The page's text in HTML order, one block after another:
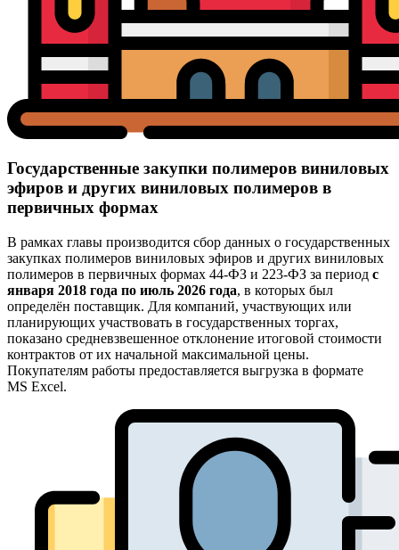
Государственные закупки полимеров виниловых
эфиров и других виниловых полимеров в
первичных формах
В рамках главы производится сбор данных о государственных
закупках полимеров виниловых эфиров и других виниловых
полимеров в первичных формах 44-ФЗ и 223-ФЗ за период с
января 2018 года по июль 2026 года, в которых был
определён поставщик. Для компаний, участвующих или
планирующих участвовать в государственных торгах,
показано средневзвешенное отклонение итоговой стоимости
контрактов от их начальной максимальной цены.
Покупателям работы предоставляется выгрузка в формате
MS Excel.